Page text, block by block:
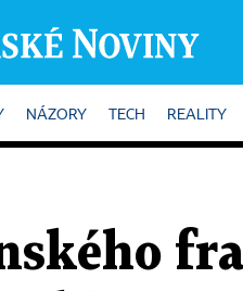
NÁZORY TECH REALITY